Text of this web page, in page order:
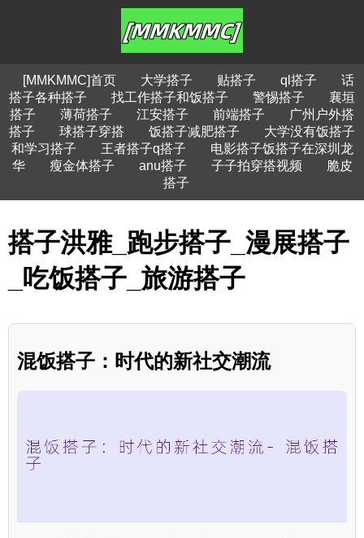
[MMKMMC]首页 大学搭子 贴搭子 ql搭子
话
搭子各种搭子
找工作搭子和饭搭子 警惕搭子
襄垣
搭子
薄荷搭子 江安搭子 前端搭子
广州户外搭
搭子
球搭子穿搭 饭搭子减肥搭子
大学没有饭搭子
和学习搭子
王者搭子q搭子
电影搭子饭搭子在深圳龙
华
瘦金体搭子 anu搭子 子子拍穿搭视频
脆皮
搭子
搭子洪雅_跑步搭子_漫展搭子
_吃饭搭子_旅游搭子
混饭搭子：时代的新社交潮流